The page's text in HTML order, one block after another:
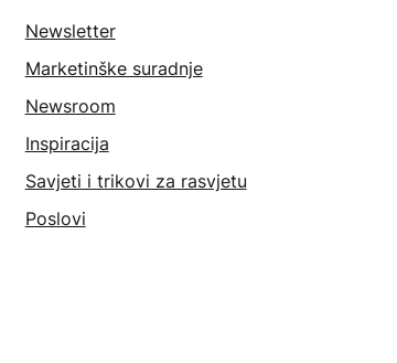
Newsletter
Marketinške suradnje
Newsroom
Inspiracija
Savjeti i trikovi za rasvjetu
Poslovi